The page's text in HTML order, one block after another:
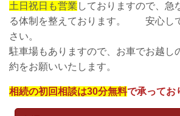
土日祝日も営業 しておりますので、急
る体制を整えております。 安心し
さい。
駐車場もありますので、お車でお越し
約をお願いいたします。
相続の初回相談は30分無料で承ってお